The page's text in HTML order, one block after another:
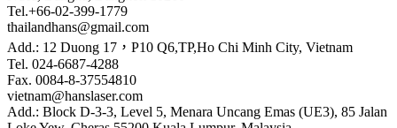
Tel.+66-02-399-1779
thailandhans@gmail.com
Add.: 12 Duong 17，P10 Q6,TP,Ho Chi Minh City, Vietnam
Tel. 024-6687-4288
Fax. 0084-8-37554810
vietnam@hanslaser.com
Add.: Block D-3-3, Level 5, Menara Uncang Emas (UE3), 85 Jalan